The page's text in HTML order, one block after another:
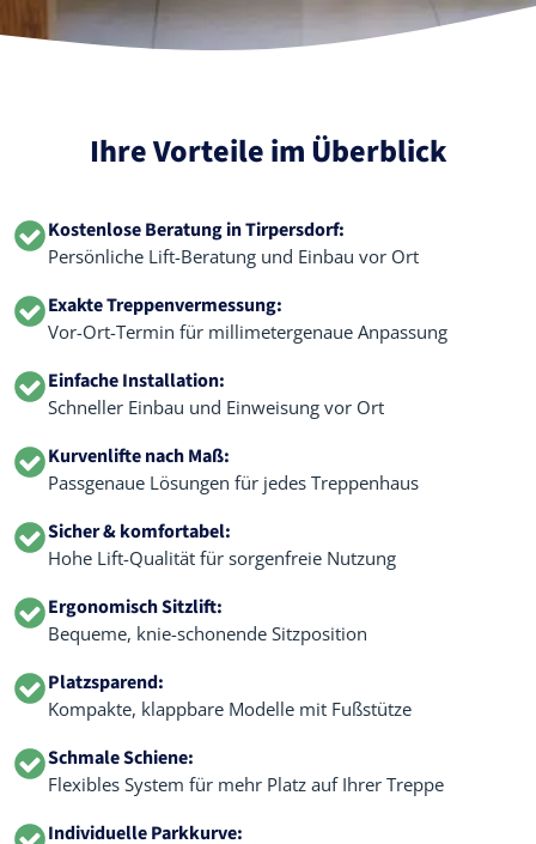
Ihre Vorteile im Überblick
Kostenlose Beratung in Tirpersdorf:
Persönliche Lift-Beratung und Einbau vor Ort
Exakte Treppenvermessung:
Vor-Ort-Termin für millimetergenaue Anpassung
Einfache Installation:
Schneller Einbau und Einweisung vor Ort
Kurvenlifte nach Maß:
Passgenaue Lösungen für jedes Treppenhaus
Sicher & komfortabel:
Hohe Lift-Qualität für sorgenfreie Nutzung
Ergonomisch Sitzlift:
Bequeme, knie-schonende Sitzposition
Platzsparend:
Kompakte, klappbare Modelle mit Fußstütze
Schmale Schiene:
Flexibles System für mehr Platz auf Ihrer Treppe
Individuelle Parkkurve: